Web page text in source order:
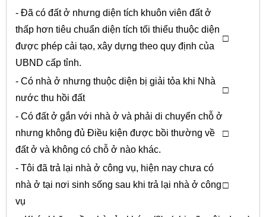
- Đã có đất ở nhưng diện tích khuôn viên đất ở
thấp hơn tiêu chuẩn diện tích tối thiểu thuộc diện
được phép cải tạo, xây dựng theo quy định của
UBND cấp tỉnh.
□
- Có nhà ở nhưng thuộc diện bị giải tỏa khi Nhà
nước thu hồi đất
□
- Có đất ở gắn với nhà ở và phải di chuyển chỗ ở
nhưng không đủ Điều kiện được bồi thường về
đất ở và không có chỗ ở nào khác.
□
- Tôi đã trả lại nhà ở công vụ, hiện nay chưa có
nhà ở tại nơi sinh sống sau khi trả lại nhà ở công
vụ
□